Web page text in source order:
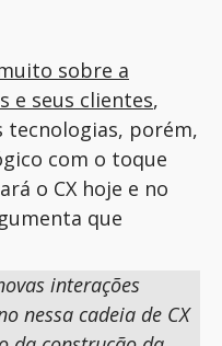
sobre a
e seus clientes,
tecnologias, porém,
com o toque
o CX hoje e no
que
interações
nessa cadeia de CX